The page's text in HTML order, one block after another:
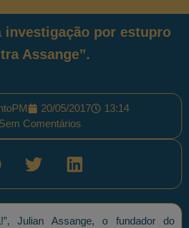
investigação por estupro
Assange”.
20/05/2017
13:14
Sem Comentários
Julian Assange, o fundador do